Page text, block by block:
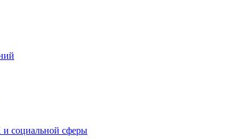
и социальной сферы